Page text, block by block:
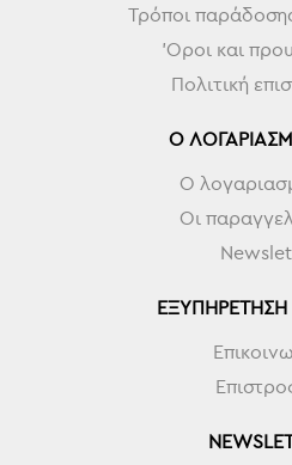
Τρόποι
'Οροι και
Πολιτική
Ο
Ο
Οι